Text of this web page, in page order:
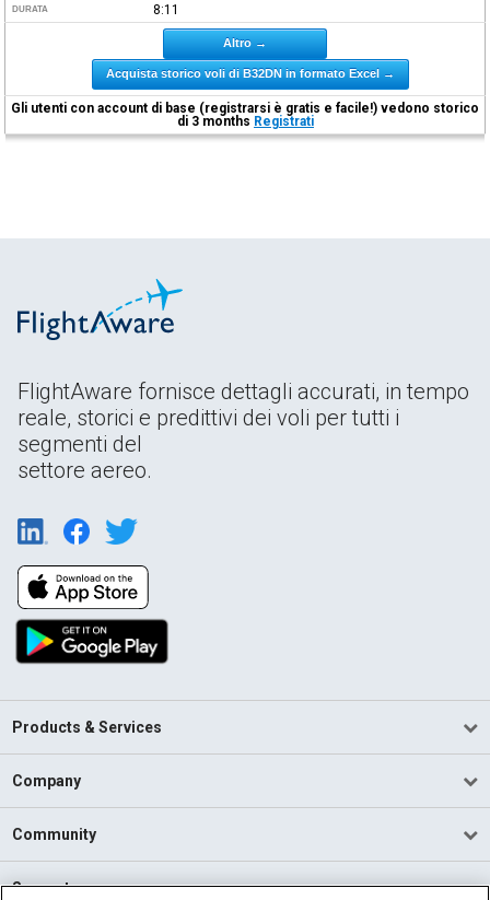
DURATA 8:11
Altro →
Acquista storico voli di B32DN in formato Excel →
Gli utenti con account di base (registrarsi è gratis e facile!) vedono storico
di 3 months Registrati
FlightAware fornisce dettagli accurati, in tempo
reale, storici e predittivi dei voli per tutti i
segmenti del
settore aereo.
Products & Services
Company
Community
Support